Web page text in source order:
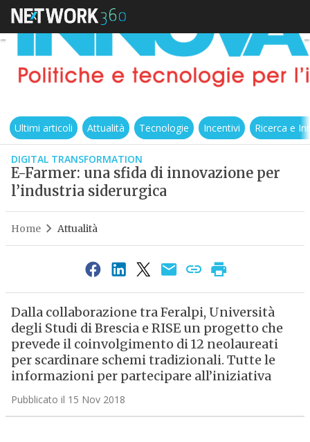
Ultimi articoli Attualità Tecnologie Incentivi Ricerca e
DIGITAL TRANSFORMATION
E-Farmer: una sfida di innovazione per
l’industria siderurgica
Home Attualità
Dalla collaborazione tra Feralpi, Università
degli Studi di Brescia e RISE un progetto che
prevede il coinvolgimento di 12 neolaureati
per scardinare schemi tradizionali. Tutte le
informazioni per partecipare all’iniziativa
Pubblicato il 15 Nov 2018